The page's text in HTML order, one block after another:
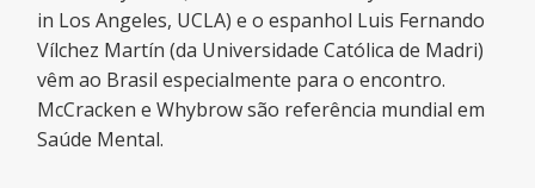
in Los Angeles, UCLA) e o espanhol Luis Fernando
Vílchez Martín (da Universidade Católica de Madri)
vêm ao Brasil especialmente para o encontro.
McCracken e Whybrow são referência mundial em
Saúde Mental.